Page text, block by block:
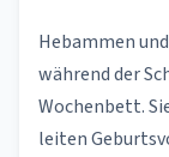
Hebammen
während der
Wochenbett.
leiten